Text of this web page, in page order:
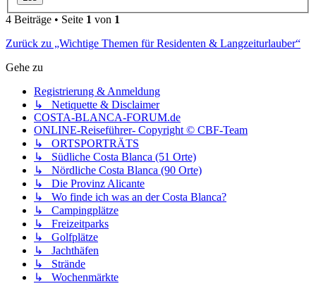
4 Beiträge • Seite 1 von 1
Zurück zu „Wichtige Themen für Residenten & Langzeiturlauber“
Gehe zu
Registrierung & Anmeldung
↳ Netiquette & Disclaimer
COSTA-BLANCA-FORUM.de
ONLINE-Reiseführer- Copyright © CBF-Team
↳ ORTSPORTRÄTS
↳ Südliche Costa Blanca (51 Orte)
↳ Nördliche Costa Blanca (90 Orte)
↳ Die Provinz Alicante
↳ Wo finde ich was an der Costa Blanca?
↳ Campingplätze
↳ Freizeitparks
↳ Golfplätze
↳ Jachthäfen
↳ Strände
↳ Wochenmärkte